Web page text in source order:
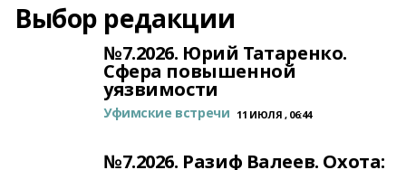
Выбор редакции
№7.2026. Юрий Татаренко.
Сфера повышенной
уязвимости
Уфимские встречи 11 ИЮЛЯ , 06:44
№7.2026. Разиф Валеев. Охота: